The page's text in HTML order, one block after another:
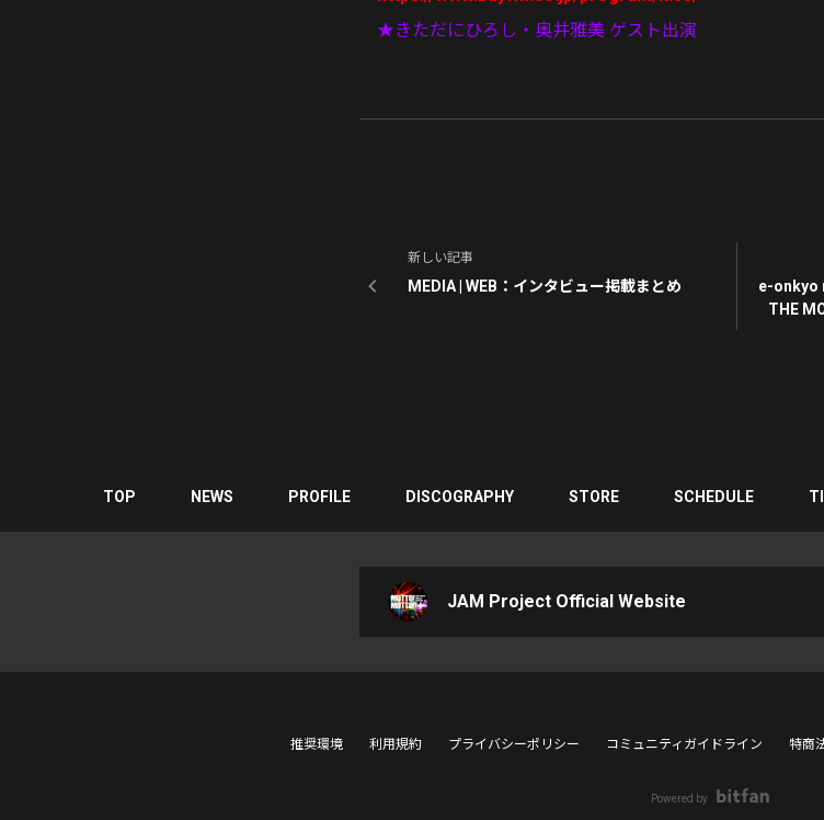
★きただにひろし・奥井雅美 ゲスト出演
新しい記事
MEDIA | WEB：インタビュー掲載まとめ
e-onkyo
THE
TOP NEWS PROFILE DISCOGRAPHY STORE SCHEDULE
JAM Project Official Website
推奨環境 利用規約 プライバシーポリシー コミュニティガイドライン 特商
Powered by